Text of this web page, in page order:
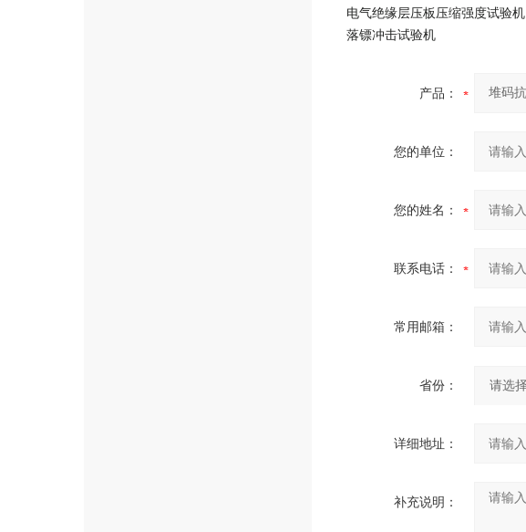
电气绝缘层压板压缩强度试验机
落镖冲击试验机
产品：
您的单位：
您的姓名：
联系电话：
常用邮箱：
省份：
详细地址：
补充说明：